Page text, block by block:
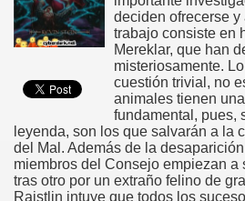
deciden ofrecerse y
trabajo consiste en
Mereklar, que han
misteriosamente.
cuestión trivial, no
animales tienen
fundamental, pues,
leyenda, son los que salvarán a la
del Mal. Además de la
miembros del Consejo empiezan a
tras otro por un extraño felino de
Raistlin intuye que todos los